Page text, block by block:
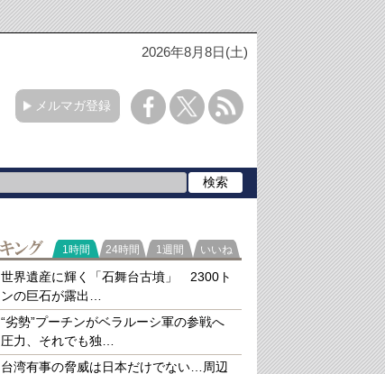
2026年8月8日(土)
メルマガ登録
ランキング
1時間 24時間 1週間 いいね
世界遺産に輝く「石舞台古墳」 2300ト
ンの巨石が露出…
“劣勢”プーチンがベラルーシ軍の参戦へ
圧力、それでも独…
台湾有事の脅威は日本だけでない…周辺